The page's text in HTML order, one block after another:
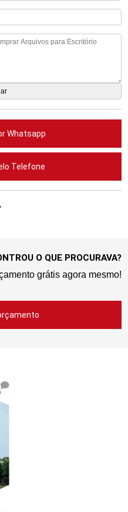
Whatsapp
Telefone
O QUE PROCURAVA?
grátis agora mesmo!